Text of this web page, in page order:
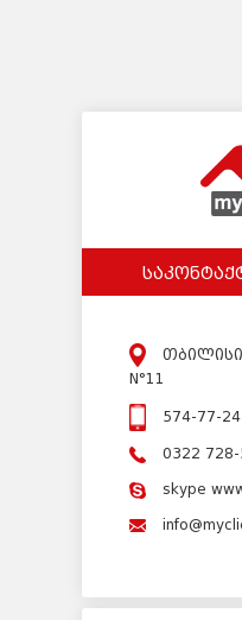
N°11
574-77-
0322 728-
skype